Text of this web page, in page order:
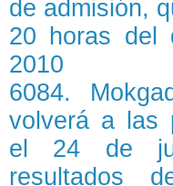
de admisión,
20 horas del
2010
6084.
volverá a las
el 24 de
resultados